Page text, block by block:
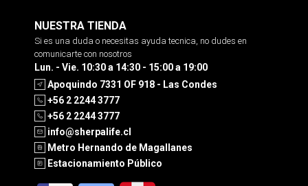
NUESTRA TIENDA
Si es una duda o necesitas ayuda tecnica, no dudes en
comunicarte con nosotros
Lun. - Vie. 10:30 a 14:30 - 15:00 a 19:00
Apoquindo 7331 OF 918 - Las Condes
+56 2 2244 3777
+56 2 2244 3777
info@sherpalife.cl
Metro Hernando de Magallanes
Estacionamiento Público